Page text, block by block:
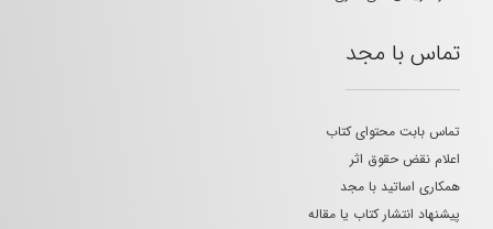
تماس با مجد
تماس بابت محتوای کتاب
اعلام نقض حقوق اثر
همکاری اساتید با مجد
پیشنهاد انتشار کتاب یا مقاله